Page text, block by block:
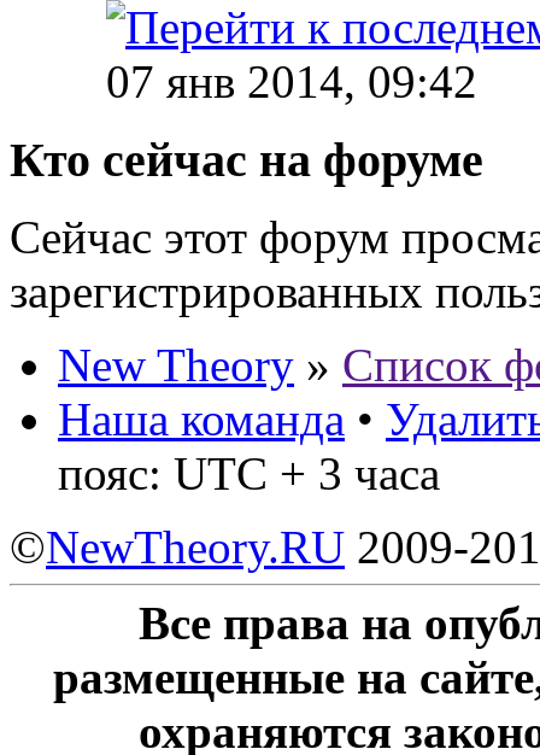
07 янв 2014, 09:42
Кто сейчас на форуме
Сейчас этот форум
зарегистрированных
New Theory » Список
Наша команда •
пояс: UTC + 3 часа
©NewTheory.RU 2009-
Все права на
размещенные на
охраняются